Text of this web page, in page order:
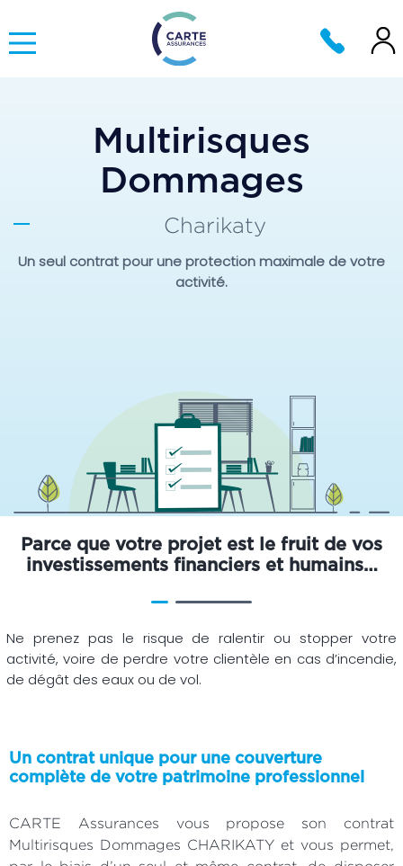
Multirisques
Dommages
Charikaty
Un seul contrat pour une protection maximale de votre
activité.
Parce que votre projet est le fruit de vos
investissements financiers et humains…
Ne prenez pas le risque de ralentir ou stopper votre
activité, voire de perdre votre clientèle en cas d’incendie,
de dégât des eaux ou de vol.
Un contrat unique pour une couverture
complète de votre patrimoine professionnel
CARTE Assurances vous propose son contrat
Multirisques Dommages CHARIKATY et vous permet,